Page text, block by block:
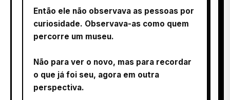
Então ele não observava as pessoas por
curiosidade. Observava-as como quem
percorre um museu.
Não para ver o novo, mas para recordar
o que já foi seu, agora em outra
perspectiva.